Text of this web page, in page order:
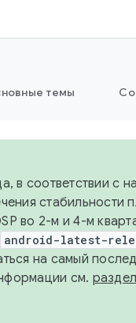
темы
в соответствии с
во 2-м и 4-м
android-latest-
на самый
см.